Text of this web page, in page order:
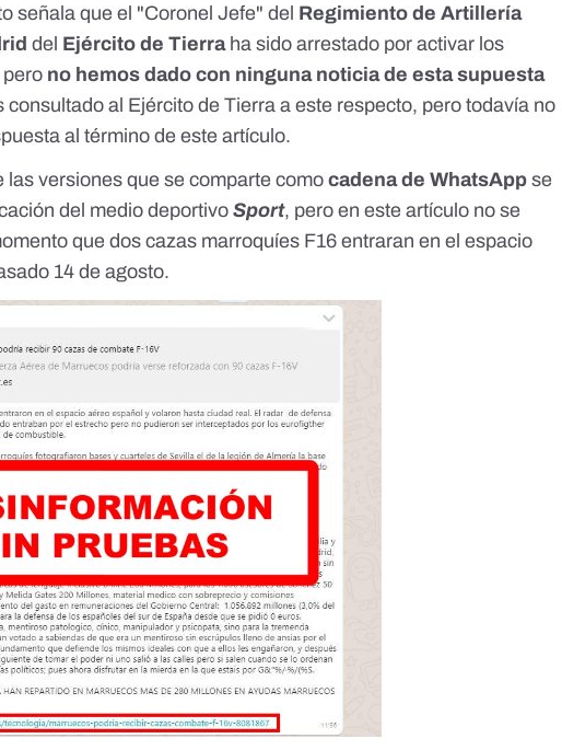
señala que el "Coronel Jefe" del Regimiento de Artillería
del Ejército de Tierra ha sido arrestado por activar los
no hemos dado con ninguna noticia de esta supuesta
consultado al Ejército de Tierra a este respecto, pero todavía no
al término de este artículo.
las versiones que se comparte comocadena de WhatsApp se
del medio deportivoSport, pero en este artículo no se
que dos cazas marroquíes F16 entraran en el espacio
14 de agosto.